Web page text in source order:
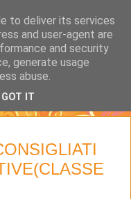
to deliver its services
and user-agent are
and security
generate usage
abuse.
GOT IT